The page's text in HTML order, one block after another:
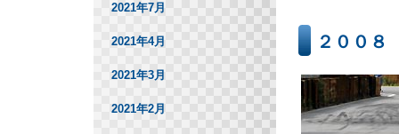
２００
2021年7月
2021年4月
2021年3月
2021年2月